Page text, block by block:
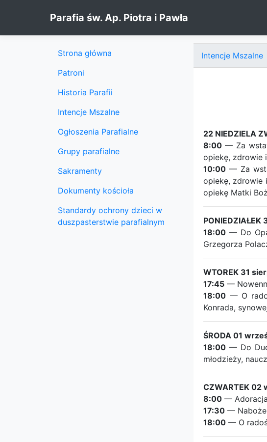
Parafia św. Ap. Piotra i Pawła
Intencje Mszalne
22 NIEDZIELA
8:00— Za
opiekę, zdrowie
10:00— Za
opiekę, zdrowie
opiekę Matki
PONIEDZIAŁEK
18:00— Do
Grzegorza
WTOREK 31
17:45—
18:00— O
Konrada,
ŚRODA 01
18:00— Do
młodzieży,
CZWARTEK 02
8:00— Adoracja
17:30—
18:00— O
Strona główna
Patroni
Historia Parafii
Intencje Mszalne
Ogłoszenia Parafialne
Grupy parafialne
Sakramenty
Dokumenty kościoła
Standardy ochrony dzieci w
duszpasterstwie parafialnym